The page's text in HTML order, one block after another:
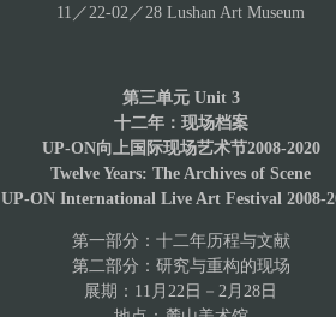
11／22-02／28 Lushan Art Museum
第三单元 Unit 3
十二年：现场档案
UP-ON向上国际现场艺术节2008-2020
Twelve Years: The Archives of Scene
UP-ON International Live Art Festival 2008-
第一部分：十二年历程与文献
第二部分：研究与重构的现场
展期：11月22日－2月28日